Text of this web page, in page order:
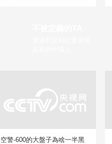
空警-600的大盤子為啥一半黑